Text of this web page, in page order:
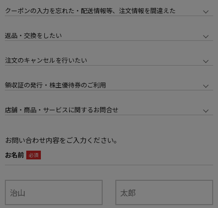
クーポンの入力を忘れた・配送情報等、注文情報を間違えた
返品・交換をしたい
注文のキャンセルを行いたい
領収証の発行・株主優待券のご利用
店舗・商品・サービスに関するお問合せ
お問い合わせ内容をご入力ください。
お名前 必須